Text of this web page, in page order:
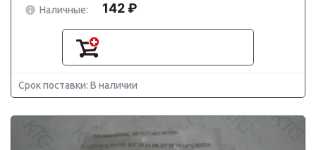
Наличные:
142 ₽
Срок поставки: В наличии